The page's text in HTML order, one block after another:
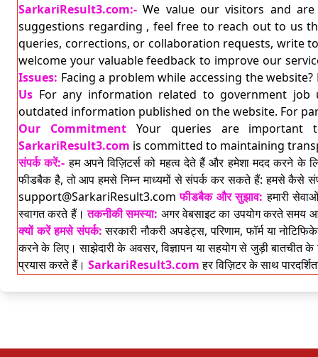
SarkariResult3.com:- We value our visitors and
suggestions regarding , feel free to reach out to us
queries, corrections, or collaboration requests, write
welcome your valuable feedback to improve our
Issues: Facing a problem while accessing the
Us For any information related to government
outdated information published on the website. For
Our Commitment Your queries are
SarkariResult3.com is committed to maintaining
संपर्क करें:-हम अपने विज़िटर्स को महत्व देते हैं और हमेशा मदद करने
फीडबैक है, तो आप हमसे निम्न माध्यमों से संपर्क कर सकते हैं: हमसे कैसे
support@SarkariResult3.com फीडबैक और सुझाव:हमारी
स्वागत करते हैं।तकनीकी समस्या: अगर वेबसाइट का उपयोग करते समय
क्यों करें हमसे संपर्क:सरकारी नौकरी अपडेट्स, परिणाम, फॉर्म या
करने के लिए। साझेदारी के अवसर, विज्ञापन या सहयोग से जुड़ी बातचीत
प्रयास करते हैं। SarkariResult3.comहर विज़िटर के साथ